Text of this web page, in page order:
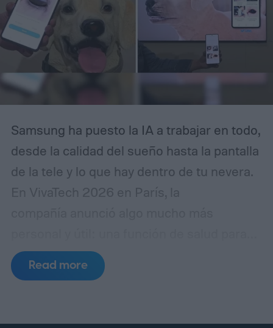
gitaltrends.com%2Fphones%2Fsamsung-
health-threatens-to-delete-your-data-if-
you-opt-out-of-ai-training%2F
Samsung ha puesto la IA a trabajar en todo,
desde la calidad del sueño hasta la pantalla
de la tele y lo que hay dentro de tu nevera.
En VivaTech 2026 en París, la
mascotas que utiliza IA para detectar
posibles problemas de salud antes de que
Read more